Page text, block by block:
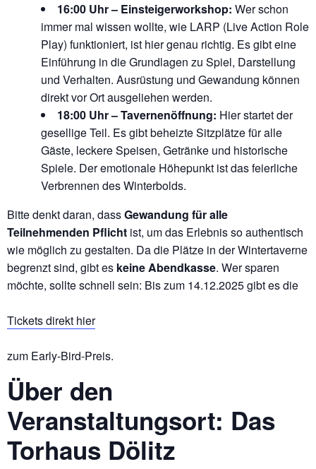
16:00 Uhr – Einsteigerworkshop: Wer schon
immer mal wissen wollte, wie LARP (Live Action Role
Play) funktioniert, ist hier genau richtig. Es gibt eine
Einführung in die Grundlagen zu Spiel, Darstellung
und Verhalten. Ausrüstung und Gewandung können
direkt vor Ort ausgeliehen werden.
18:00 Uhr – Tavernenöffnung: Hier startet der
gesellige Teil. Es gibt beheizte Sitzplätze für alle
Gäste, leckere Speisen, Getränke und historische
Spiele. Der emotionale Höhepunkt ist das feierliche
Verbrennen des Winterbolds.
Bitte denkt daran, dassGewandung für alle
Teilnehmenden Pflicht ist, um das Erlebnis so authentisch
wie möglich zu gestalten. Da die Plätze in der Wintertaverne
begrenzt sind, gibt es keine Abendkasse. Wer sparen
möchte, sollte schnell sein: Bis zum 14.12.2025 gibt es die
Tickets direkt hier
zum Early-Bird-Preis.
Über den
Veranstaltungsort: Das
Torhaus Dölitz